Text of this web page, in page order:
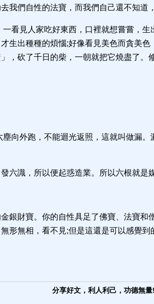
我們自性的法寶，而我們自己還不知道
看見人家吃好東西，口裡就想嘗嘗，
生出種種的煩惱;好像看見美色而貪美
，砍了千日的柴，一朝就把它燒盡了
向外跑，不能迴光返照，這就叫做漏
六識，所以便起惑造業。所以六根就是
銀財寶。你的自性具足了佛寶、法寶
形無相，看不見;但是這還是可以感覺
分享好文，利人利己，功德無量!